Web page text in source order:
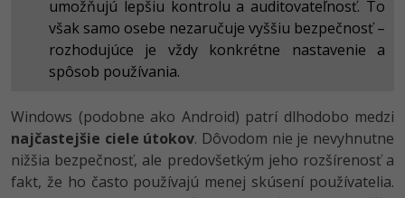
Fórum
Kurzy dizajnu
HTML/CSS -80%
Adobe Illustrator -80%
Adobe Lightroom -30%
Príbehy absolventov
Médiá
Kariéra
umožňujú lepšiu kontrolu a auditovateľnosť. To
však samo osebe nezaručuje vyššiu bezpečnosť –
rozhodujúce je vždy konkrétne nastavenie a
spôsob používania.
Windows (podobne ako Android) patrí dlhodobo medzi
najčastejšie ciele útokov. Dôvodom nie je nevyhnutne
nižšia bezpečnosť, ale predovšetkým jeho rozšírenosť a
fakt, že ho často používajú menej skúsení používatelia.